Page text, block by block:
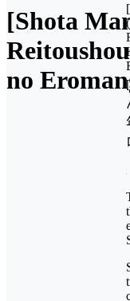
[Shota
no